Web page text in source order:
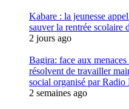
Kabare : la jeunesse
sauver la rentrée scolaire
2 jours ago
Bagira: face aux
résolvent de travailler
social organisé par Radio
2 semaines ago